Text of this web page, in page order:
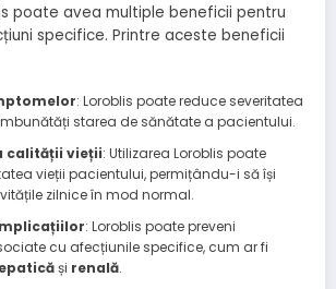
poate avea multiple beneficii pentru
specifice. Printre aceste beneficii
: Loroblis poate reduce severitatea
starea de sănătate a pacientului.
calității vieții: Utilizarea Loroblis poate
vieții pacientului, permițându-i să își
zilnice în mod normal.
: Loroblis poate preveni
cu afecțiunile specifice, cum ar fi
și renală.